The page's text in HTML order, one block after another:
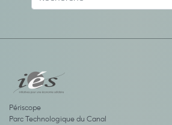
Périscope
Parc Technologique du Canal